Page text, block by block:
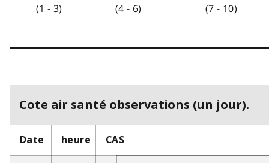
(1 - 3)
(4 - 6)
(7 - 10)
Cote air santé observations (un jour).
Date heure CAS